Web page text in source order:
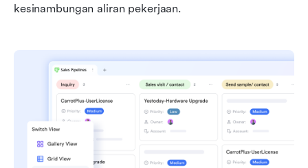
kesinambungan aliran pekerjaan.